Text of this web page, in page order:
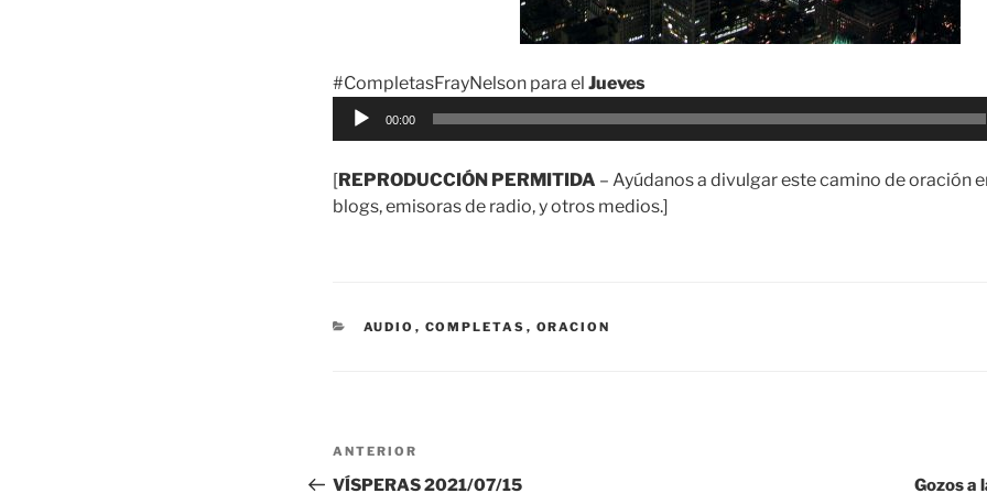
#CompletasFrayNelson para el Jueves
Reproductor
00:00
[REPRODUCCIÓN PERMITIDA – Ayúdanos a divulgar este camino de oración
blogs, emisoras de radio, y otros medios.]
CATEGORÍAS
AUDIO , COMPLETAS , ORACION
Navegación
de
Entrada
anterior:
ANTERIOR
VÍSPERAS 2021/07/15 Gozos a